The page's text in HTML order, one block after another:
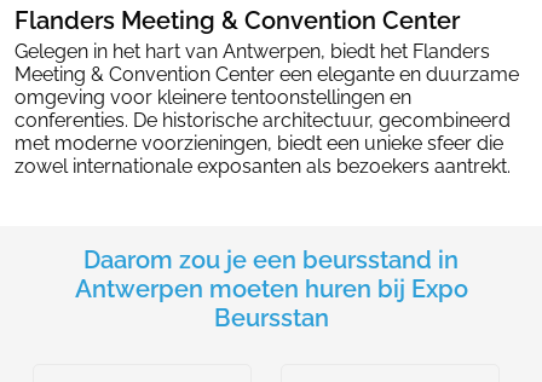
Flanders Meeting & Convention Center
Gelegen in het hart van Antwerpen, biedt het Flanders
Meeting & Convention Center een elegante en duurzame
omgeving voor kleinere tentoonstellingen en
conferenties. De historische architectuur, gecombineerd
met moderne voorzieningen, biedt een unieke sfeer die
zowel internationale exposanten als bezoekers aantrekt.
Daarom zou je een beursstand in
Antwerpen moeten huren bij Expo
Beursstan